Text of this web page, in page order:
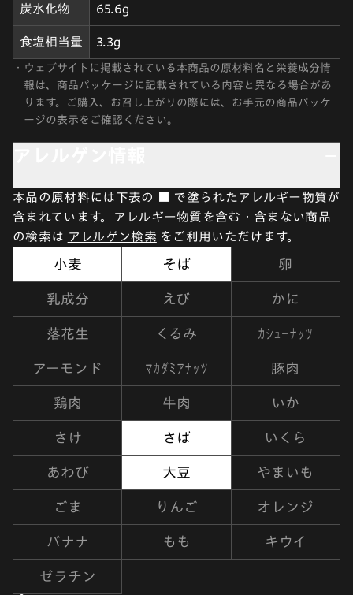
炭水化物 65.6g
食塩相当量 3.3g
・ ウェブサイトに掲載されている本商品の原材料名と栄養成分情
報は、商品パッケージに記載されている内容と異なる場合があ
ります。ご購入、お召し上がりの際には、お手元の商品パッケ
ージの表示をご確認ください。
本品の原材料には下表の ■ で塗られたアレルギー物質が
含まれています。アレルギー物質を含む・含まない商品
の検索は アレルゲン検索 をご利用いただけます。
小麦 そば 卵
乳成分 えび かに
落花生 くるみ カシューナッツ
アーモンド マカダミアナッツ 豚肉
鶏肉 牛肉 いか
さけ さば いくら
あわび 大豆 やまいも
ごま りんご オレンジ
バナナ もも キウイ
ゼラチン